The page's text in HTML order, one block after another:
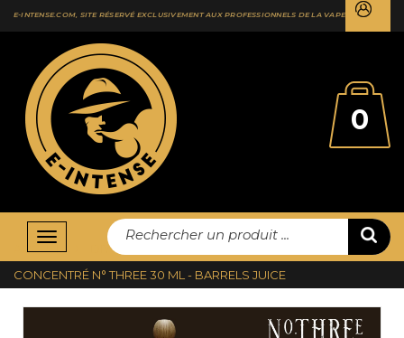
E-INTENSE.COM, SITE RÉSERVÉ EXCLUSIVEMENT AUX PROFESSIONNELS DE LA VAPE
Rechercher un produit ...
0
Basculer
la
navigation
ACCUEIL DIY
CONCENTRÉ N° THREE 30 ML - BARRELS JUICE